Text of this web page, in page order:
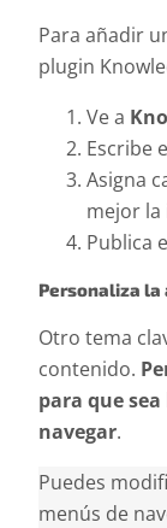
Para añadir
plugin
Ve a
Escribe
Asigna
mejor
Publica
Personaliza la
Otro tema
contenido.
para que
navegar.
Puedes
menús de